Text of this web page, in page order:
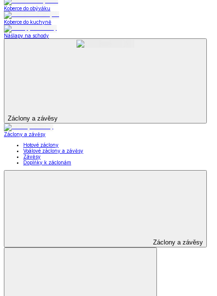
Koberce do obýváku
Koberce do kuchyně
Nášlapy na schody
Záclony a závěsy
Záclony a závěsy
Hotové záclony
Voálové záclony a závěsy
Závěsy
Doplňky k záclonám
Záclony a závěsy